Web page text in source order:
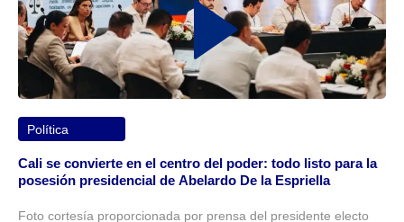
Política
Cali se convierte en el centro del poder: todo listo para la
posesión presidencial de Abelardo De la Espriella
Foto cortesía proporcionada por prensa del presidente electo